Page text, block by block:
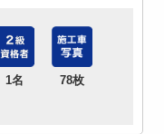
1名 78枚